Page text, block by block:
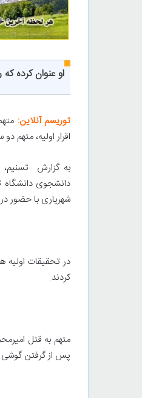
او عنوان‌ کرده
توریسم آنلاین:
اقرار اولیه، متهم
دانشجوی دانشگاه
شهریاری با حضور
در تحقیقات
کردند.
متهم به قتل
پس از گرفتن گوشی